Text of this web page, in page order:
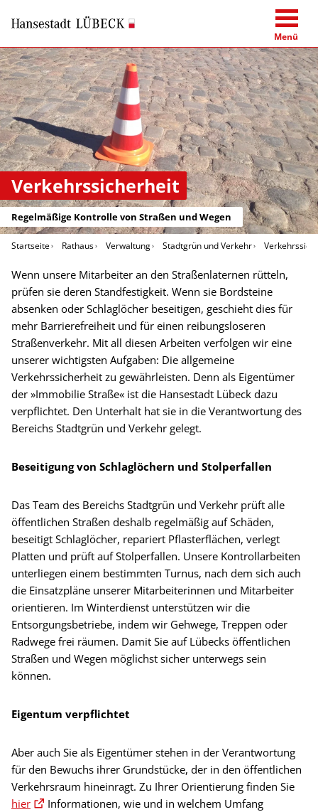
Menü
Verkehrssicherheit
Regelmäßige Kontrolle von Straßen und Wegen
Startseite Rathaus Verwaltung Stadtgrün und Verkehr
Wenn unsere Mitarbeiter an den Straßenlaternen rütteln,
prüfen sie deren Standfestigkeit. Wenn sie Bordsteine
absenken oder Schlaglöcher beseitigen, geschieht dies für
mehr Barrierefreiheit und für einen reibungsloseren
Straßenverkehr. Mit all diesen Arbeiten verfolgen wir eine
unserer wichtigsten Aufgaben: Die allgemeine
Verkehrssicherheit zu gewährleisten. Denn als Eigentümer
der »Immobilie Straße« ist die Hansestadt Lübeck dazu
verpflichtet. Den Unterhalt hat sie in die Verantwortung des
Bereichs Stadtgrün und Verkehr gelegt.
Beseitigung von Schlaglöchern und Stolperfallen
Das Team des Bereichs Stadtgrün und Verkehr prüft alle
öffentlichen Straßen deshalb regelmäßig auf Schäden,
beseitigt Schlaglöcher, repariert Pflasterflächen, verlegt
Platten und prüft auf Stolperfallen. Unsere Kontrollarbeiten
unterliegen einem bestimmten Turnus, nach dem sich auch
die Einsatzpläne unserer Mitarbeiterinnen und Mitarbeiter
orientieren. Im Winterdienst unterstützen wir die
Entsorgungsbetriebe, indem wir Gehwege, Treppen oder
Radwege frei räumen. Damit Sie auf Lübecks öffentlichen
Straßen und Wegen möglichst sicher unterwegs sein
können.
Eigentum verpflichtet
Aber auch Sie als Eigentümer stehen in der Verantwortung
für den Bewuchs ihrer Grundstücke, der in den öffentlichen
Verkehrsraum hineinragt. Zu Ihrer Orientierung finden Sie
hier
Informationen, wie und in welchem Umfang